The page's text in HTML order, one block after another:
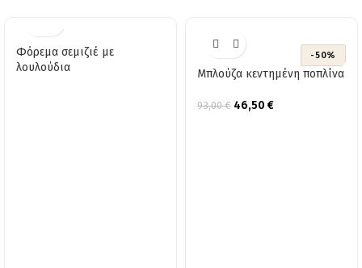
Φόρεμα σεμιζιέ με
λουλούδια
-50%
Μπλούζα κεντημένη ποπλίνα
93,00€ 46,50 €